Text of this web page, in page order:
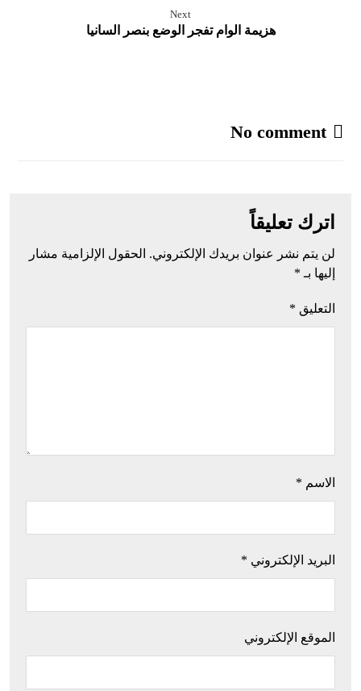
Next
هزيمة الوام تفجر الوضع بنصر السانيا
No comment
اترك تعليقاً
لن يتم نشر عنوان بريدك الإلكتروني. الحقول الإلزامية مشار
إليها بـ *
التعليق *
الاسم *
البريد الإلكتروني *
الموقع الإلكتروني